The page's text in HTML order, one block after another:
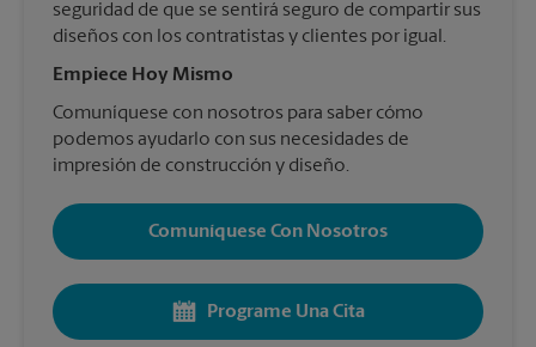
seguridad de que se sentirá seguro de compartir sus
diseños con los contratistas y clientes por igual.
Empiece Hoy Mismo
Comuníquese con nosotros para saber cómo
podemos ayudarlo con sus necesidades de
impresión de construcción y diseño.
Comuníquese Con Nosotros
Programe Una Cita